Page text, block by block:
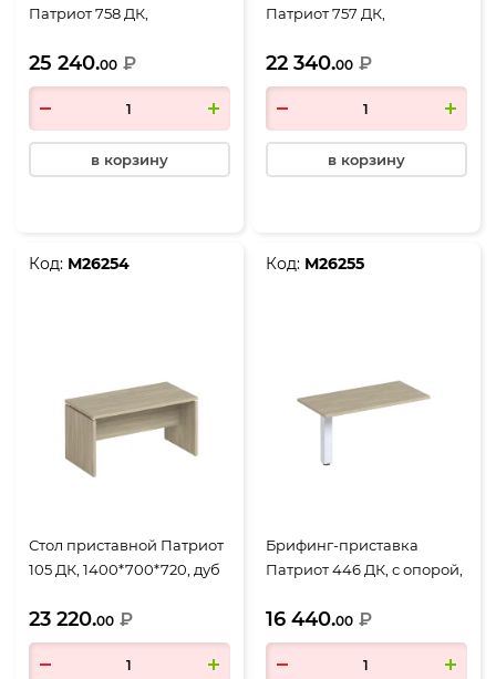
Патриот 758 ДК,
скандинавский
25 240.00 ₽
в корзину
Патриот 757 ДК,
скандинавский
22 340.00 ₽
в корзину
Код: М26254
Стол приставной Патриот
105 ДК, 1400*700*720, дуб
23 220.00 ₽
Код: М26255
Брифинг-приставка
Патриот 446 ДК, с опорой,
скандинавский
16 440.00 ₽